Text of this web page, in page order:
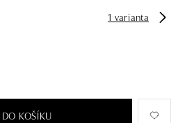
1 varianta
KOŠÍKU